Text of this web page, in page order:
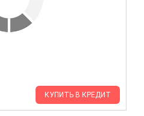
КУПИТЬ В КРЕДИТ